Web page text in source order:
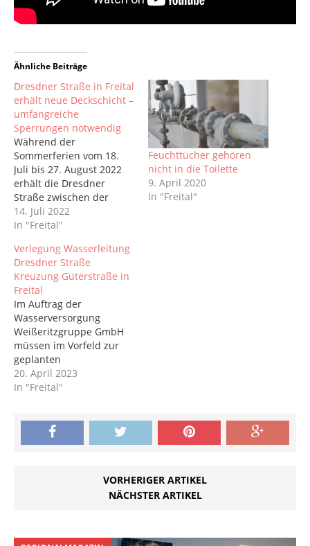
Ähnliche Beiträge
Dresdner Straße in Freital
erhält neue Deckschicht –
umfangreiche
Sperrungen notwendig
Während der
Sommerferien vom 18.
Juli bis 27. August 2022
erhält die Dresdner
Straße zwischen der
Coschützer Straße und
der Kreuzung Platz des
Decklage. Die Arbeiten
erfolgen in drei
Bauabschnitten. Es gibt
umfangreiche
Verkehrseinschränkunge
n. Die Dresdner Straße
wird in den jeweiligen
Abschnitten als
Einbahnstraße
ausgewiesen, welche
mit…
14. Juli 2022
In "Freital"
Feuchttücher gehören
nicht in die Toilette
9. April 2020
In "Freital"
Verlegung Wasserleitung
Dresdner Straße
Kreuzung Güterstraße in
Freital
Im Auftrag der
Wasserversorgung
Weißeritzgruppe GmbH
müssen im Vorfeld zur
geplanten
Decklagensanierung in
den Sommerferien auf
Wasserleitung
durchgeführt werden.
Krönertstraße und der
alten Schmiede“. Die
20. April 2023
In "Freital"
VORHERIGER ARTIKEL
NÄCHSTER ARTIKEL